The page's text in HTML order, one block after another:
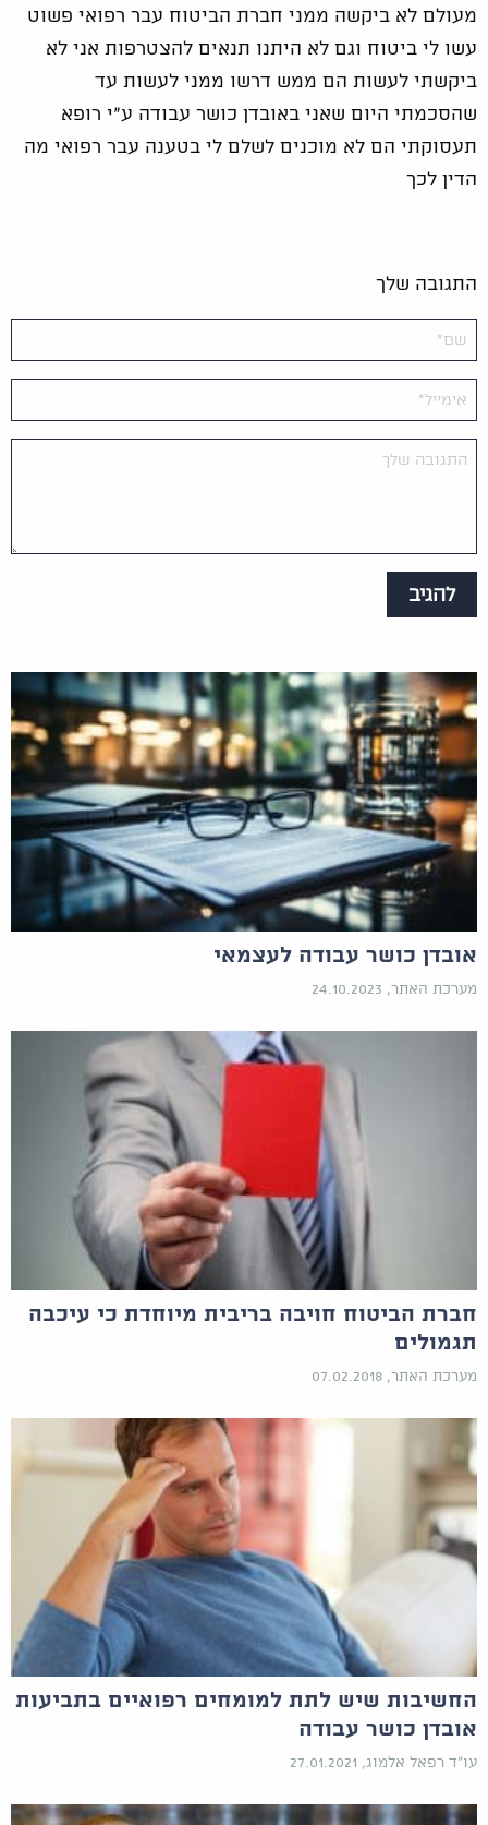
מעולם לא ביקשה ממני חברת הביטוח עבר רפואי פשוט
עשו לי ביטוח וגם לא היתנו תנאים להצטרפות אני לא
ביקשתי לעשות הם ממש דרשו ממני לעשות עד
שהסכמתי היום שאני באובדן כושר עבודה ע"י רופא
תעסוקתי הם לא מוכנים לשלם לי בטענה עבר רפואי מה
הדין לכך
התגובה שלך
אובדן כושר עבודה לעצמאי
מערכת האתר, 24.10.2023
חברת הביטוח חויבה בריבית מיוחדת כי עיכבה
תגמולים
מערכת האתר, 07.02.2018
החשיבות שיש לתת למומחים רפואיים בתביעות
אובדן כושר עבודה
עו"ד רפאל אלמוג, 27.01.2021